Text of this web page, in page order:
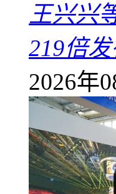
王兴兴
219倍
2026年